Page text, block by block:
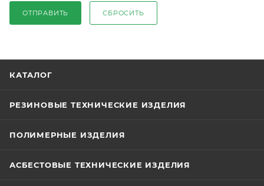
ОТПРАВИТЬ СБРОСИТЬ
КАТАЛОГ
РЕЗИНОВЫЕ ТЕХНИЧЕСКИЕ ИЗДЕЛИЯ
ПОЛИМЕРНЫЕ ИЗДЕЛИЯ
АСБЕСТОВЫЕ ТЕХНИЧЕСКИЕ ИЗДЕЛИЯ